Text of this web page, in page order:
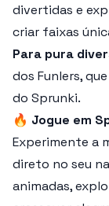
divertidas e
criar faixas
Para pura
dos Funlers,
do Sprunki.
🔥 Jogue em
Experimente a
direto no seu
animadas,